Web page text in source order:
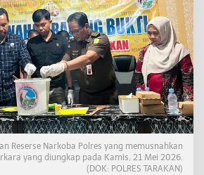
r
i
r
T
u
j
u
a
n
S
a
m
a
Reserse Narkoba Polres yang memusnahkan
yang diungkap pada Kamis, 21 Mei 2026.
(DOK: POLRES TARAKAN)